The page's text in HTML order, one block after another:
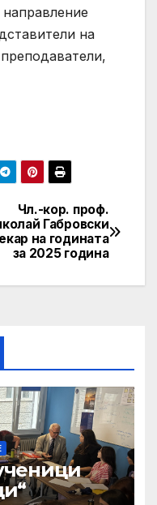
на
Чл.-кор. проф.
Габровски
на годината
за 2025 година